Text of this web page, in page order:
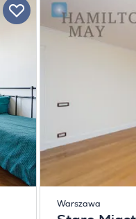
Warszawa